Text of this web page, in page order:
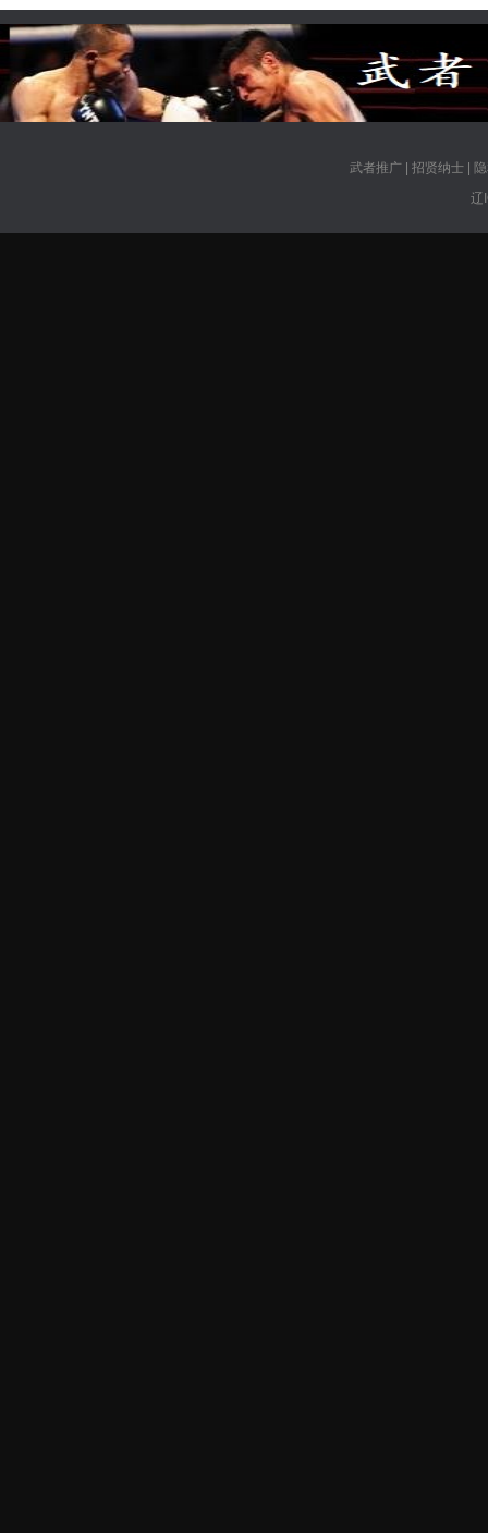
武者推广| 招贤纳士|
辽